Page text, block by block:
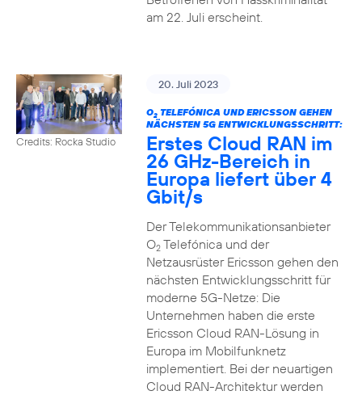
am 22. Juli erscheint.
Credits: Rocka Studio
20. Juli 2023
O2TELEFÓNICA UND ERICSSON GEHEN
NÄCHSTEN 5G ENTWICKLUNGSSCHRITT:
Erstes Cloud RAN im
26 GHz-Bereich in
Europa liefert über 4
Gbit/s
Der Telekommunikationsanbieter
O2Telefónica und der
Netzausrüster Ericsson gehen den
nächsten Entwicklungsschritt für
moderne 5G-Netze: Die
Unternehmen haben die erste
Ericsson Cloud RAN-Lösung in
Europa im Mobilfunknetz
implementiert. Bei der neuartigen
Cloud RAN-Architektur werden